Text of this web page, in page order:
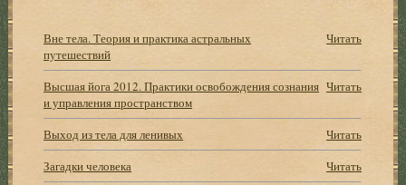
Вне тела. Теория и практика астральных
путешествий
Читать
Высшая йога 2012. Практики освобождения сознания
и управления пространством
Читать
Выход из тела для ленивых
Читать
Загадки человека
Читать